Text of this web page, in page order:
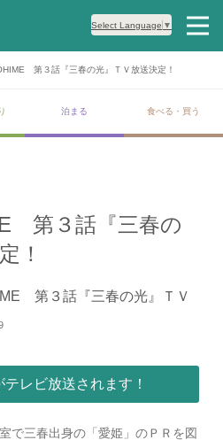
Select Language ▼
第３話『三春の光』ＴＶ放送決定！
泊まる 食べる・買う
第３話『三春の
！
第３話『三春の光』ＴＶ
レビ放送されます！
で三春出身の「愛姫」のＰＲを図